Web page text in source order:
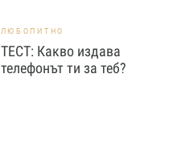
ЛЮБОПИТНО
ТЕСТ: Какво издава
телефонът ти за теб?